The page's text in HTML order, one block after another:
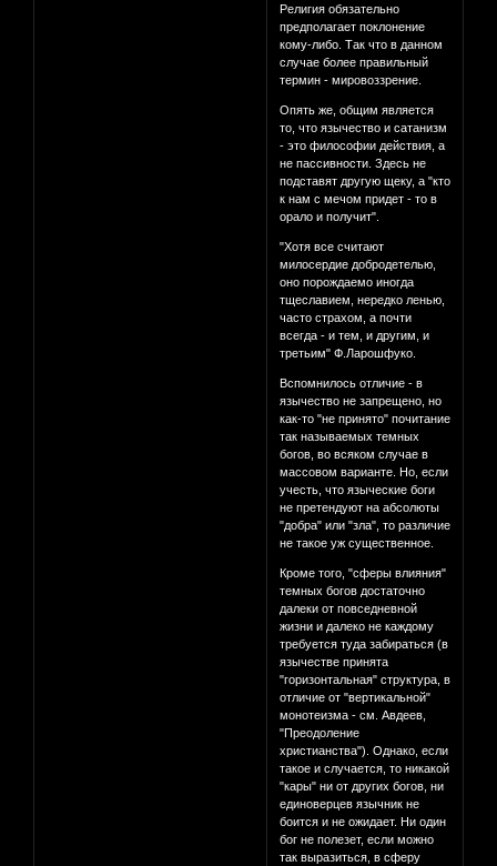
Религия обязательно
предполагает поклонение
кому-либо. Так что в данном
случае более правильный
термин - мировоззрение.
Опять же, общим является
то, что язычество и сатанизм
- это философии действия, а
не пассивности. Здесь не
подставят другую щеку, а "кто
к нам с мечом придет - то в
орало и получит".
"Хотя все считают
милосердие добродетелью,
оно порождаемо иногда
тщеславием, нередко ленью,
часто страхом, а почти
всегда - и тем, и другим, и
третьим" Ф.Ларошфуко.
Вспомнилось отличие - в
язычество не запрещено, но
как-то "не принято" почитание
так называемых темных
богов, во всяком случае в
массовом варианте. Но, если
учесть, что языческие боги
не претендуют на абсолюты
"добра" или "зла", то различие
не такое уж существенное.
Кроме того, "сферы влияния"
темных богов достаточно
далеки от повседневной
жизни и далеко не каждому
требуется туда забираться (в
язычестве принята
"горизонтальная" структура, в
отличие от "вертикальной"
монотеизма - см. Авдеев,
"Преодоление
христианства"). Однако, если
такое и случается, то никакой
"кары" ни от других богов, ни
единоверцев язычник не
боится и не ожидает. Ни один
бог не полезет, если можно
так выразиться, в сферу